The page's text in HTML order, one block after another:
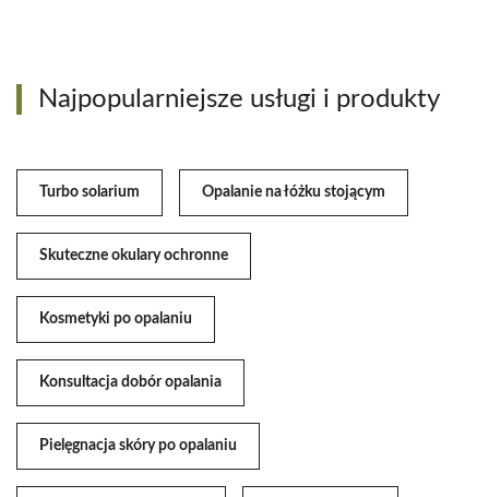
Najpopularniejsze usługi i produkty
Turbo solarium Opalanie na łóżku stojącym
Skuteczne okulary ochronne
Kosmetyki po opalaniu
Konsultacja dobór opalania
Pielęgnacja skóry po opalaniu